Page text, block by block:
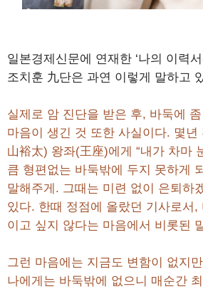
일본경제신문에 연재한 ‘나의 이력
조치훈 九단은 과연 이렇게 말하고
실제로 암 진단을 받은 후, 바둑에
마음이 생긴 것 또한 사실이다. 몇
山裕太) 왕좌(王座)에게 “내가 차마
큼 형편없는 바둑밖에 두지 못하게
말해주게. 그때는 미련 없이 은퇴하
있다. 한때 정점에 올랐던 기사로서,
이고 싶지 않다는 마음에서 비롯된
그런 마음에는 지금도 변함이 없지
나에게는 바둑밖에 없으니 매순간